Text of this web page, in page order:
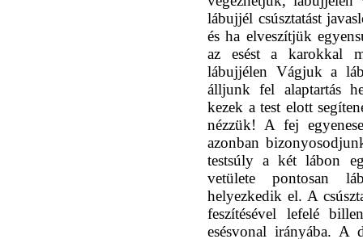
lábujjél csúsztatást
és ha elveszítjük
az esést a karokkal
lábujjélen Vágjuk a
álljunk fel alaptartás
kezek a test elott
nézzük! A fej
azonban
testsúly a két lábon
vetülete pontosan
helyezkedik el. A
feszítésével lefelé
esésvonal irányába. A